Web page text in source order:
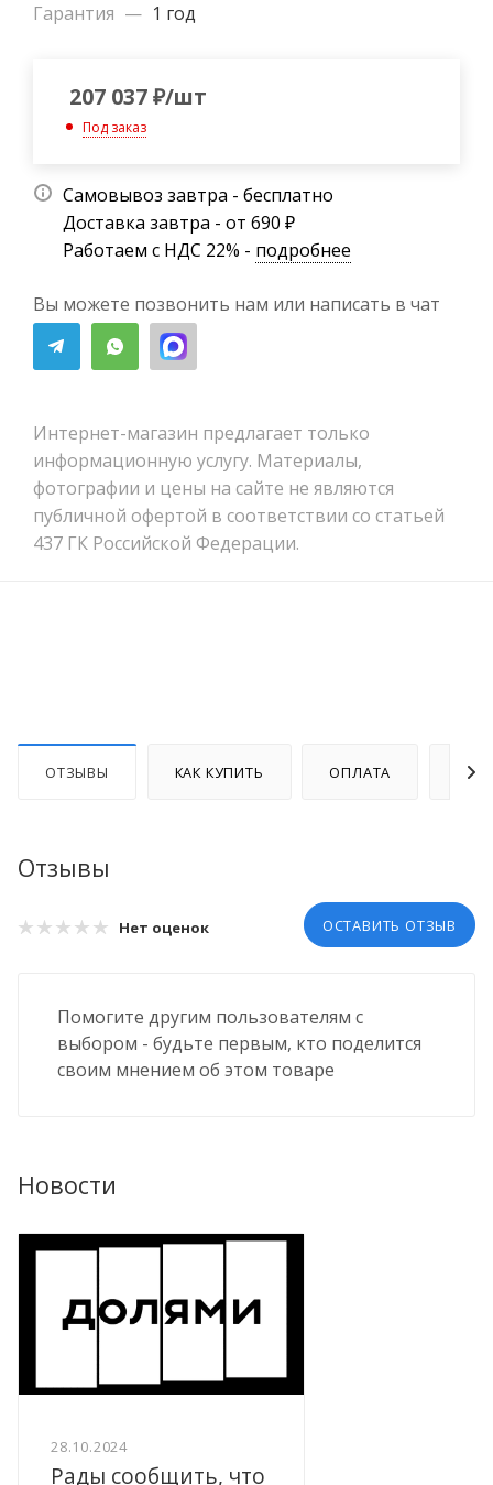
Гарантия — 1 год
207 037₽/шт
Под заказ
Самовывоз завтра - бесплатно
Доставка завтра - от 690 ₽
Работаем с НДС 22% - подробнее
Вы можете позвонить нам или написать в чат
Интернет-магазин предлагает только
информационную услугу. Материалы,
фотографии и цены на сайте не являются
публичной офертой в соответствии со статьей
437 ГК Российской Федерации.
ОТЗЫВЫ КАК КУПИТЬ ОПЛАТА
Отзывы
Нет оценок ОСТАВИТЬ ОТЗЫВ
Помогите другим пользователям с
выбором - будьте первым, кто поделится
своим мнением об этом товаре
Новости
28.10.2024
Рады сообщить, что